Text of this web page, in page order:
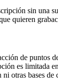
sin una
quieren
de puntos
es limitada
otras bases de